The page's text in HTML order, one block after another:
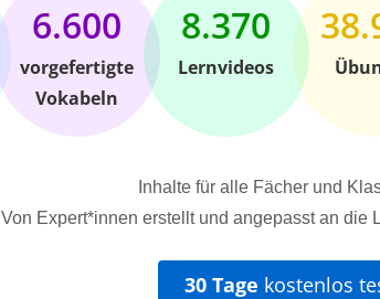
6.600
vorgefertigte
Vokabeln
8.370
Lernvideos
Inhalte für alle Fächer und
Von Expert*innen erstellt und angepasst an die
30 Tage kostenlos